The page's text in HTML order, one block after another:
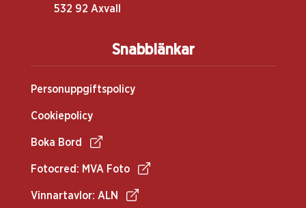
Snabblänkar
Personuppgiftspolicy
Cookiepolicy
Boka Bord
Fotocred: MVA Foto
Vinnartavlor: ALN
532 92 Axvall